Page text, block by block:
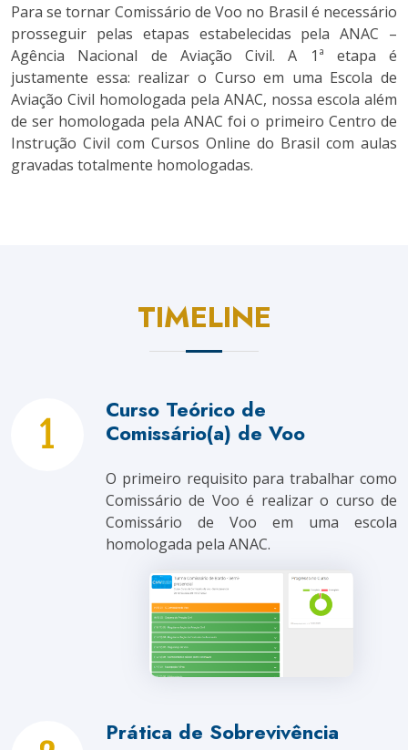
Para se tornar Comissário de Voo no Brasil é necessário
prosseguir pelas etapas estabelecidas pela ANAC –
Agência Nacional de Aviação Civil. A 1ª etapa é
justamente essa: realizar o Curso em uma Escola de
Aviação Civil homologada pela ANAC, nossa escola além
de ser homologada pela ANAC foi o primeiro Centro de
Instrução Civil com Cursos Online do Brasil com aulas
gravadas totalmente homologadas.
TIMELINE
Curso Teórico de
Comissário(a) de Voo
O primeiro requisito para trabalhar como
Comissário de Voo é realizar o curso de
Comissário de Voo em uma escola
homologada pela ANAC.
Prática de Sobrevivência